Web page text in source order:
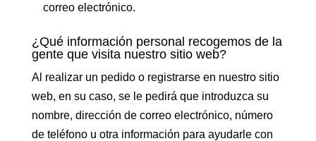
correo electrónico.
¿Qué información personal recogemos de la
gente que visita nuestro sitio web?
Al realizar un pedido o registrarse en nuestro sitio
web, en su caso, se le pedirá que introduzca su
nombre, dirección de correo electrónico, número
de teléfono u otra información para ayudarle con